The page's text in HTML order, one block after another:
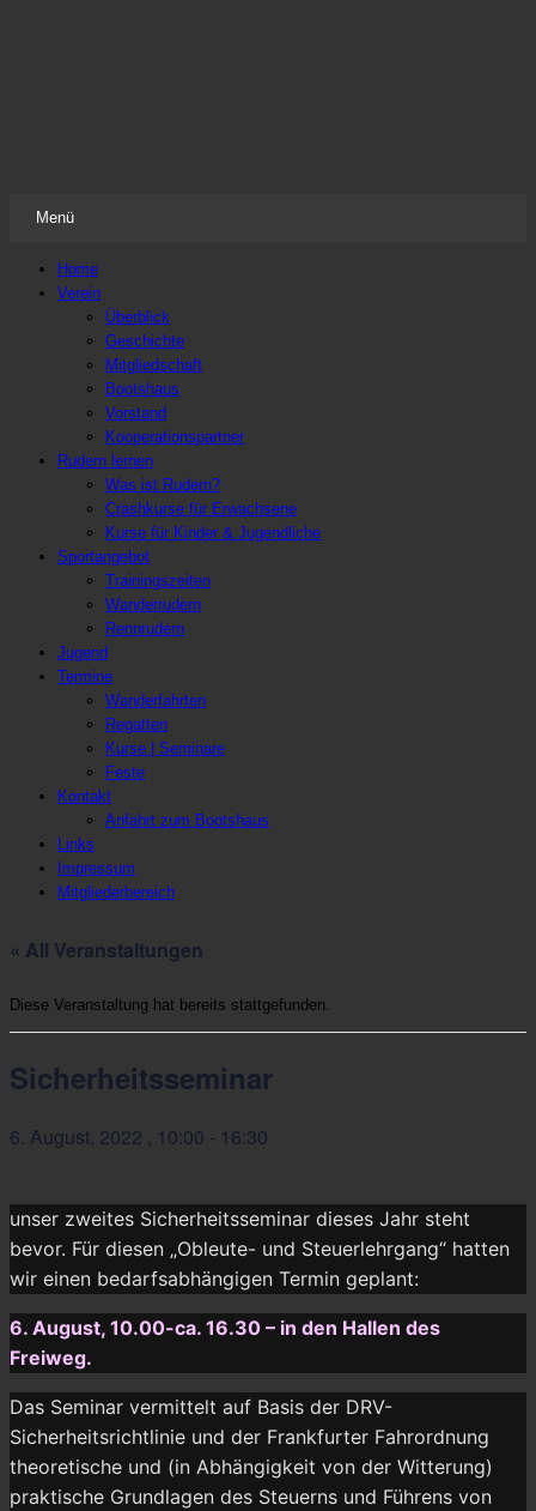
Menü
Inhalt
springen
Home
Verein
Überblick
Geschichte
Mitgliedschaft
Bootshaus
Vorstand
Kooperationspartner
Rudern lernen
Was ist Rudern?
Crashkurse für Erwachsene
Kurse für Kinder & Jugendliche
Sportangebot
Trainingszeiten
Wanderrudern
Rennrudern
Jugend
Termine
Wanderfahrten
Regatten
Kurse | Seminare
Feste
Kontakt
Anfahrt zum Bootshaus
Links
Impressum
Mitgliederbereich
« All Veranstaltungen
Diese Veranstaltung hat bereits stattgefunden.
Sicherheitsseminar
6. August, 2022 , 10:00 - 16:30
unser zweites Sicherheitsseminar dieses Jahr steht
bevor. Für diesen „Obleute- und Steuerlehrgang“ hatten
wir einen bedarfsabhängigen Termin geplant:
6. August, 10.00-ca. 16.30 – in den Hallen des
Freiweg.
Das Seminar vermittelt auf Basis der DRV-
Sicherheitsrichtlinie und der Frankfurter Fahrordnung
theoretische und (in Abhängigkeit von der Witterung)
praktische Grundlagen des Steuerns und Führens von